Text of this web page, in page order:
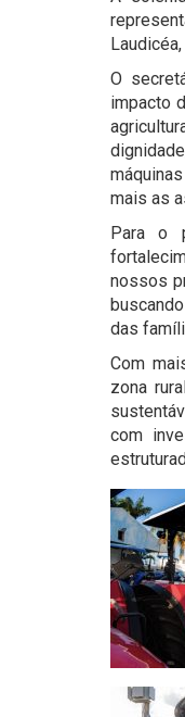
O
impacto
mais as
Para o
nossos
das
Com
zona
com